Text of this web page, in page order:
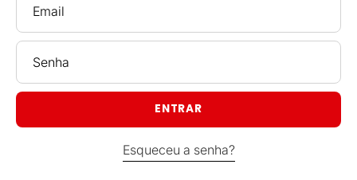
ENTRAR
Esqueceu a senha?